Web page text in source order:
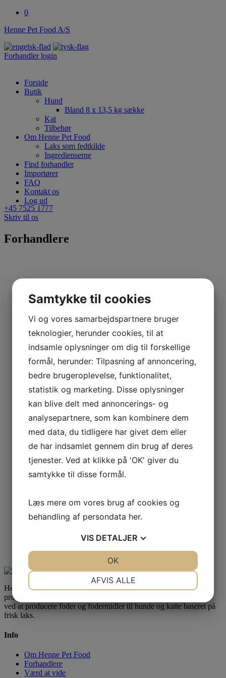
0
Henne Pet Food A/S
Forhandler login
Forside
Butik
Hund
Bland 8 x 13,5 kg sække
Kat
Tilbehør
Om Henne Pet Food
Laks som fedtkilde
Ingredienserne
Find forhandler
Importører
FAQ
Kontakt os
Log ud
+45 7525 1777
Skriv til os
Forhandlere
Henne Pet Food A/S er en danskejet familievirksomhed med
produktion i Danmark og domicil i byen Outrup. Vi udmærker os
ved at producere foder og fodermidler til hunde og katte baseret på
frisk laks.
Info
Om Henne Pet Food
Forhandlere
Værd at vide
Samtykke til cookies
Vi og vores samarbejdspartnere bruger
teknologier, herunder cookies, til at
indsamle oplysninger om dig til forskellige
formål, herunder: Tilpasning af annoncering,
bedre brugeroplevelse, funktionalitet,
statistik og marketing. Disse oplysninger
kan blive delt med annoncerings- og
analysepartnere, som kan kombinere dem
med data, du tidligere har givet dem eller
de har indsamlet gennem din brug af deres
tjenester. Ved at klikke på 'OK' giver du
samtykke til disse formål.
Læs mere om vores brug af cookies og
behandling af persondata her.
VIS DETALJER
MARKETING STATISTIK
AFVIS ALLE
OK